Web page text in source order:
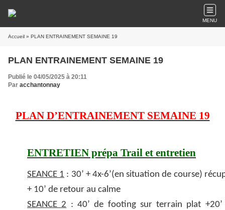
MENU
Accueil » PLAN ENTRAINEMENT SEMAINE 19
PLAN ENTRAINEMENT SEMAINE 19
Publié le 04/05/2025 à 20:11
Par acchantonnay
PLAN D’ENTRAINEMENT SEMAINE 19
ENTRETIEN prépa Trail et entretien
SEANCE 1 : 30’ + 4x-6’(en situation de course)
+ 10’ de retour au calme
SEANCE 2 : 40’ de footing sur terrain plat +20’